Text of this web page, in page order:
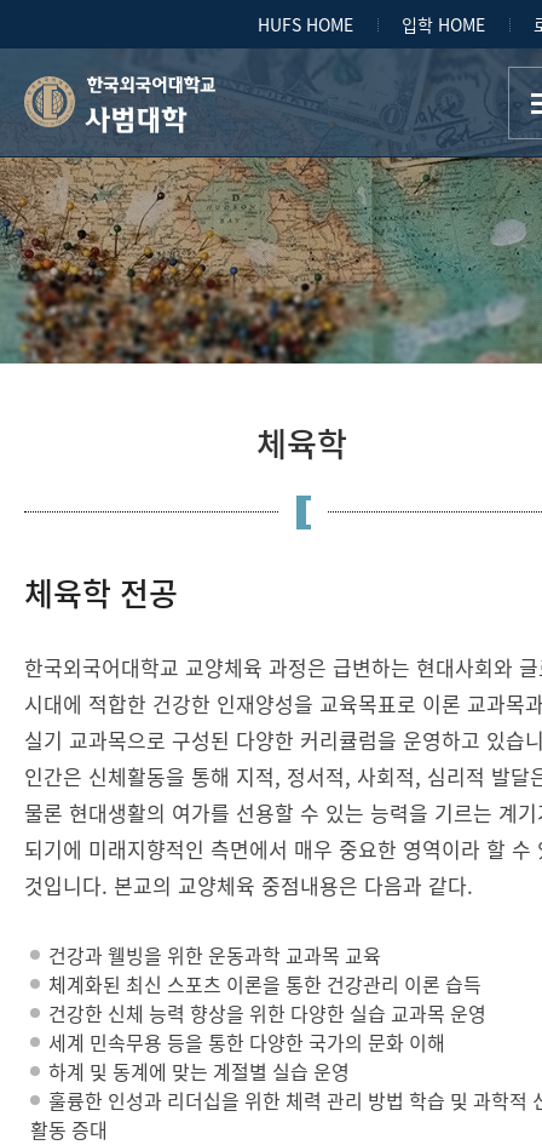
HUFS HOME 입학 HOME
사범대학
체육학
체육학 전공
한국외국어대학교 교양체육 과정은 급변하는 현대사회와
시대에 적합한 건강한 인재양성을 교육목표로 이론 교과목
실기 교과목으로 구성된 다양한 커리큘럼을 운영하고 있습
인간은 신체활동을 통해 지적, 정서적, 사회적, 심리적 발달
물론 현대생활의 여가를 선용할 수 있는 능력을 기르는 계
되기에 미래지향적인 측면에서 매우 중요한 영역이라 할 수
것입니다. 본교의 교양체육 중점내용은 다음과 같다.
건강과 웰빙을 위한 운동과학 교과목 교육
체계화된 최신 스포츠 이론을 통한 건강관리 이론 습득
건강한 신체 능력 향상을 위한 다양한 실습 교과목 운영
세계 민속무용 등을 통한 다양한 국가의 문화 이해
하계 및 동계에 맞는 계절별 실습 운영
훌륭한 인성과 리더십을 위한 체력 관리 방법 학습 및 과학적
활동 증대